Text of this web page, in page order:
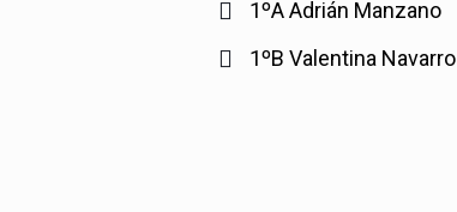
1ºA Adrián Manzano
1ºB Valentina Navarro